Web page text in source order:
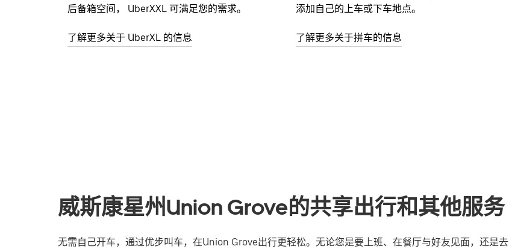
后备箱空间， UberXXL 可满足您的需求。
了解更多关于 UberXL 的信息
添加自己的上车或下车地点。
了解更多关于拼车的信息
威斯康星州Union Grove的共享出行和其他服务
无需自己开车，通过优步叫车，在Union Grove出行更轻松。无论您是要上班、在餐厅与好友见面，还是去